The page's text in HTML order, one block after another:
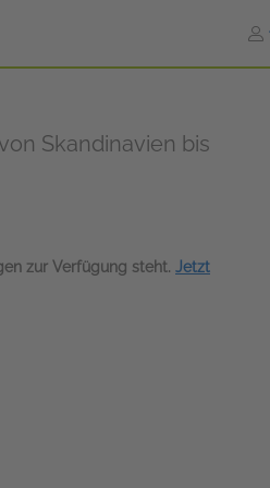
Skandinavien bis
zur Verfügung steht. Jetzt